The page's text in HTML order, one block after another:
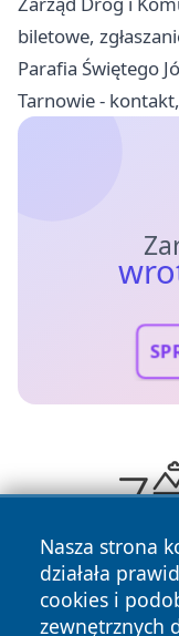
biletowe,
Parafia Świętego
Tarnowie -
Nasza strona
działała
cookies i
zewnętrznych